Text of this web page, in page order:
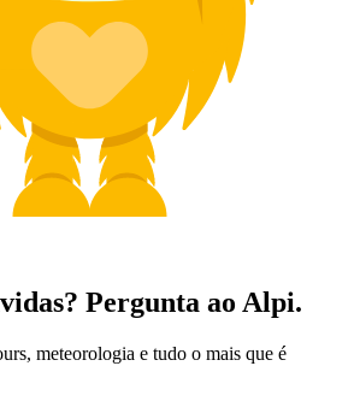
Pergunta ao Alpi.
meteorologia e tudo o mais que é